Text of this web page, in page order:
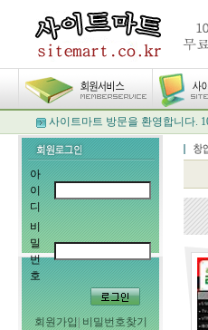
사이트마트 방문을 환영합니다.
아
이
디
비
밀
번
호
회원가입 비밀번호찾기